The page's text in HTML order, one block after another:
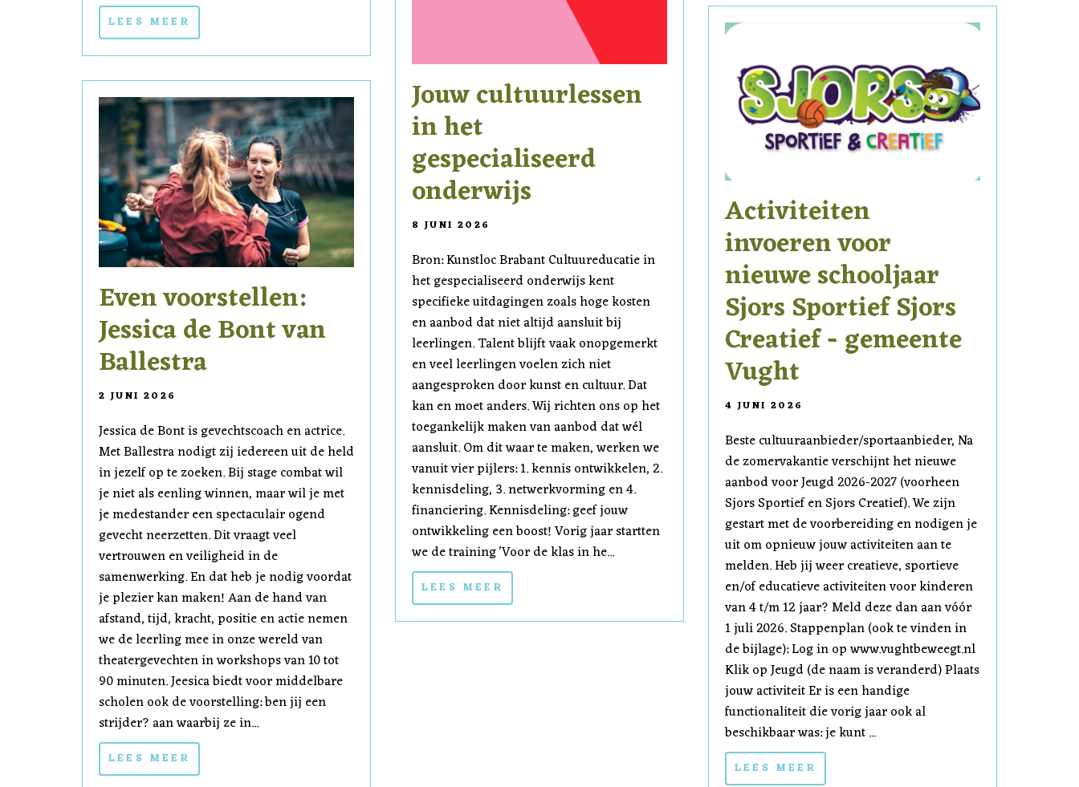
LEES MEER
Jouw cultuurlessen
in het
gespecialiseerd
onderwijs
8 JUNI 2026
Bron: Kunstloc Brabant Cultuureducatie in
het gespecialiseerd onderwijs kent
specifieke uitdagingen zoals hoge kosten
en aanbod dat niet altijd aansluit bij
leerlingen. Talent blijft vaak onopgemerkt
en veel leerlingen voelen zich niet
aangesproken door kunst en cultuur. Dat
kan en moet anders. Wij richten ons op het
toegankelijk maken van aanbod dat wél
aansluit. Om dit waar te maken, werken we
vanuit vier pijlers: 1. kennis ontwikkelen, 2.
kennisdeling, 3. netwerkvorming en 4.
financiering. Kennisdeling: geef jouw
ontwikkeling een boost! Vorig jaar startten
we de training 'Voor de klas in he...
LEES MEER
Activiteiten
invoeren voor
nieuwe schooljaar
Sjors Sportief Sjors
Creatief - gemeente
Vught
4 JUNI 2026
Beste cultuuraanbieder/sportaanbieder, Na
de zomervakantie verschijnt het nieuwe
aanbod voor Jeugd 2026-2027 (voorheen
Sjors Sportief en Sjors Creatief). We zijn
gestart met de voorbereiding en nodigen je
uit om opnieuw jouw activiteiten aan te
melden. Heb jij weer creatieve, sportieve
en/of educatieve activiteiten voor kinderen
van 4 t/m 12 jaar? Meld deze dan aan vóór
1 juli 2026. Stappenplan (ook te vinden in
de bijlage): Log in op www.vughtbeweegt.nl
Klik op Jeugd (de naam is veranderd) Plaats
jouw activiteit Er is een handige
functionaliteit die vorig jaar ook al
beschikbaar was: je kunt ...
LEES MEER
Even voorstellen:
Jessica de Bont van
Ballestra
2 JUNI 2026
Jessica de Bont is gevechtscoach en actrice.
Met Ballestra nodigt zij iedereen uit de held
in jezelf op te zoeken. Bij stage combat wil
je niet als eenling winnen, maar wil je met
je medestander een spectaculair ogend
gevecht neerzetten. Dit vraagt veel
vertrouwen en veiligheid in de
samenwerking. En dat heb je nodig voordat
je plezier kan maken! Aan de hand van
afstand, tijd, kracht, positie en actie nemen
we de leerling mee in onze wereld van
theatergevechten in workshops van 10 tot
90 minuten. Jeesica biedt voor middelbare
scholen ook de voorstelling: ben jij een
strijder? aan waarbij ze in...
LEES MEER